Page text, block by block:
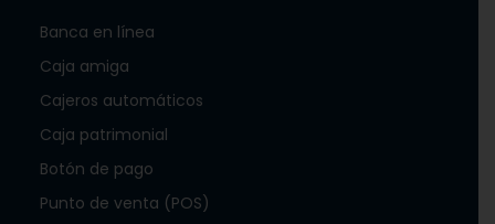
Banca en línea
Caja amiga
Cajeros automáticos
Caja patrimonial
Botón de pago
Punto de venta (POS)